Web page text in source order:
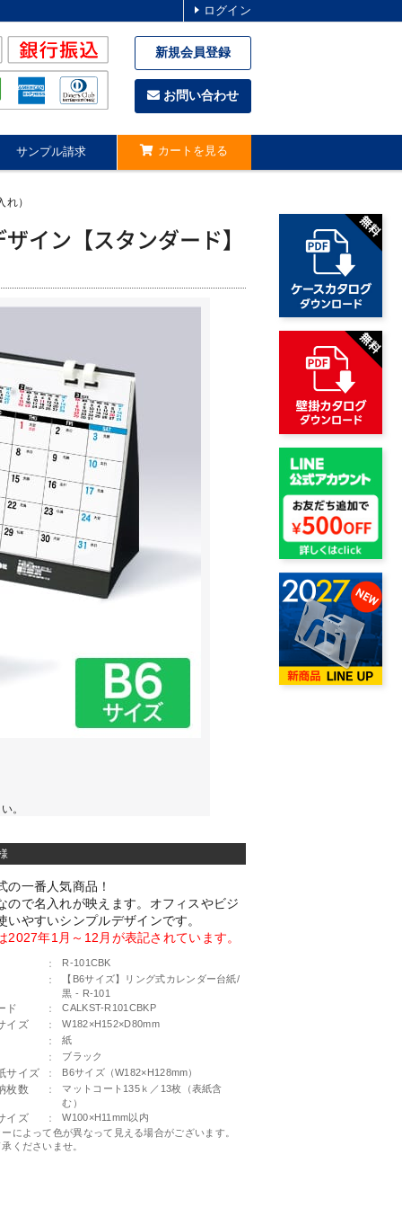
ログイン
新規会員登録
お問い合わせ
サンプル請求 カートを見る
）
イン【スタンダード】
。
の一番人気商品！
ので名入れが映えます。オフィスやビジ
いやすいシンプルデザインです。
年1月～12月が表記されています。
： R-101CBK
：
【B6サイズ】リング式カレンダー台紙/
黒 - R-101
ド ： CALKST-R101CBKP
イズ ： W182×H152×D80mm
： 紙
： ブラック
サイズ ： B6サイズ（W182×H128mm）
枚数 ：
マットコート135ｋ／13枚（表紙含
む）
イズ ：
W100×H11mm以内
によって色が異なって見える場合がございます。
くださいませ。